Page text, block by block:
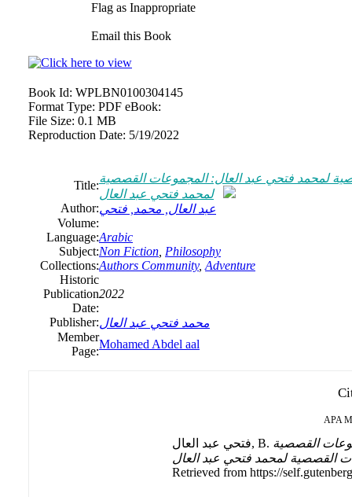
Flag as Inappropriate
Email this Book
Book Id: WPLBN0100304145
Format Type: PDF eBook:
File Size: 0.1 MB
Reproduction Date: 5/19/2022
Title:
لمحمد فتحي عبد العال: المجموعات القصصية
لمحمد فتحي عبد العال
Author:عبد العال, محمد, فتحي
Volume:
Language:Arabic
Subject:Non Fiction Philosophy
Collections:Authors Community, Adventure
Historic
Publication
Date:
2022
Publisher:محمد فتحي عبد العال
Member
Page:
Mohamed Abdel aal
APA
القصصية
القصصية لمحمد فتحي عبد العال
Retrieved from https://